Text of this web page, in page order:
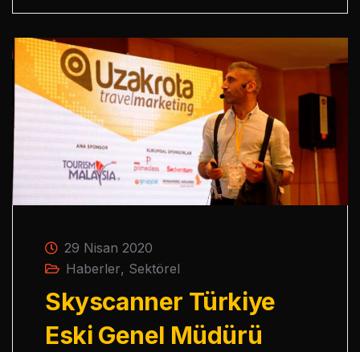
29 Nisan 2020
Haberler, Sektörel
Skyscanner Türkiye
Eski Genel Müdürü